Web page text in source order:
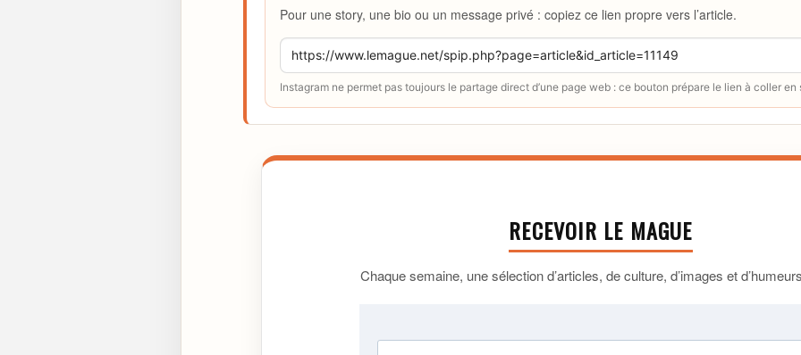
Pour une story, une bio ou un message privé : copiez ce lien propre vers l’article.
Instagram ne permet pas toujours le partage direct d’une page web : ce bouton prépare le lien à coller en
RECEVOIR LE MAGUE
Chaque semaine, une sélection d’articles, de culture, d’images et